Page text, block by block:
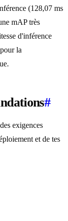
(128,07 ms
mAP très
d'inférence
la
#
exigences
et de tes